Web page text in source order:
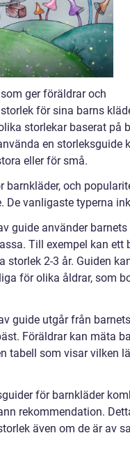
ger föräldrar och
för sina barns
storlekar baserat på
en storleksguide
eller för små.
barnkläder, och
De vanligaste typerna
guide använder barnets
Till exempel kan ett
storlek 2-3 år. Guiden
för olika åldrar, som
guide utgår från
Föräldrar kan mäta
tabell som visar vilken
för barnkläder
rekommendation.
även om de är av